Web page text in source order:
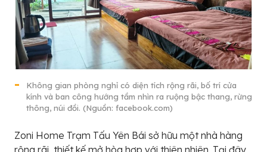
Không gian phòng nghỉ có diện tích rộng rãi, bố trí cửa
kính và ban công hướng tầm nhìn ra ruộng bậc thang, rừng
thông, núi đồi. (Nguồn: facebook.com)
Zoni Home Trạm Tấu Yên Bái sở hữu một nhà hàng